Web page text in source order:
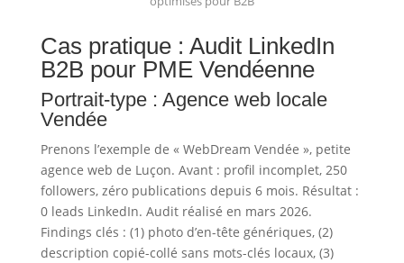
Cas pratique : Audit LinkedIn
B2B pour PME Vendéenne
Portrait-type : Agence web locale
Vendée
Prenons l’exemple de « WebDream Vendée », petite
agence web de Luçon. Avant : profil incomplet, 250
followers, zéro publications depuis 6 mois. Résultat :
0 leads LinkedIn. Audit réalisé en mars 2026.
Findings clés : (1) photo d’en-tête génériques, (2)
description copié-collé sans mots-clés locaux, (3)